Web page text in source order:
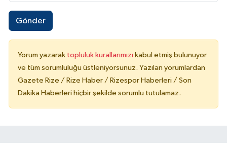
Gönder
Yorum yazarak topluluk kurallarımızı kabul etmiş bulunuyor
ve tüm sorumluluğu üstleniyorsunuz. Yazılan yorumlardan
Gazete Rize / Rize Haber / Rizespor Haberleri / Son
Dakika Haberleri hiçbir şekilde sorumlu tutulamaz.